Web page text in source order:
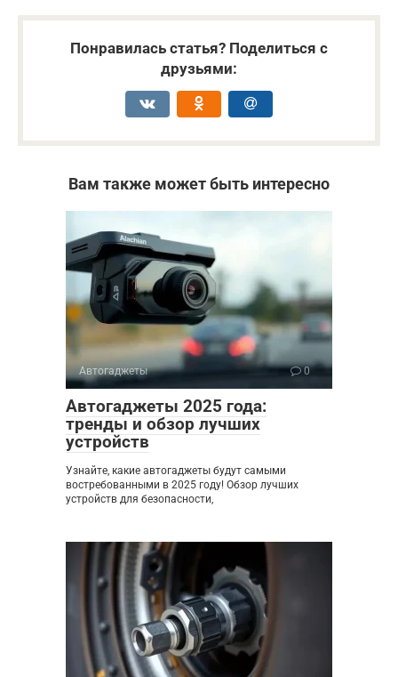
Понравилась статья? Поделиться с
друзьями:
Вам также может быть интересно
Автогаджеты 0
Автогаджеты 2025 года:
тренды и обзор лучших
устройств
Узнайте, какие автогаджеты будут самыми
востребованными в 2025 году! Обзор лучших
устройств для безопасности,